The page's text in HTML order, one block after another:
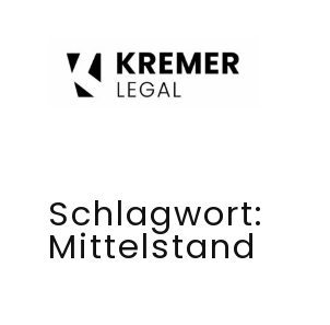
Schlagwort:
Mittelstand